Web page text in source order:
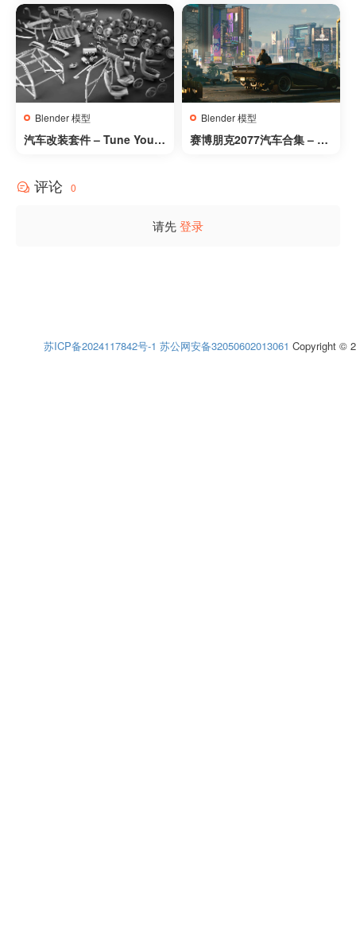
3
d 3D Models Collection
Blender 模型
汽车改装套件 – Tune Your
Blender 模型
赛博朋克2077汽车合集 – Cy
评论 0
请先登录
苏ICP备2024117842号-1 苏公网安备32050602013061 Copyright ©